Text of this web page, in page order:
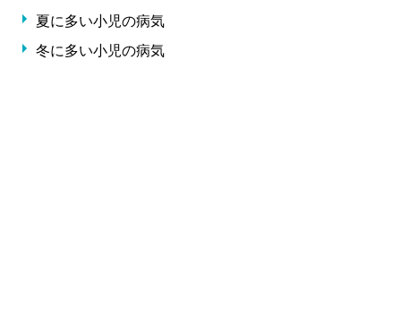
夏に多い小児の病気
冬に多い小児の病気